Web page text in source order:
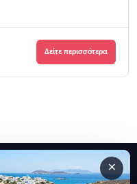
Δείτε περισσότερα
×